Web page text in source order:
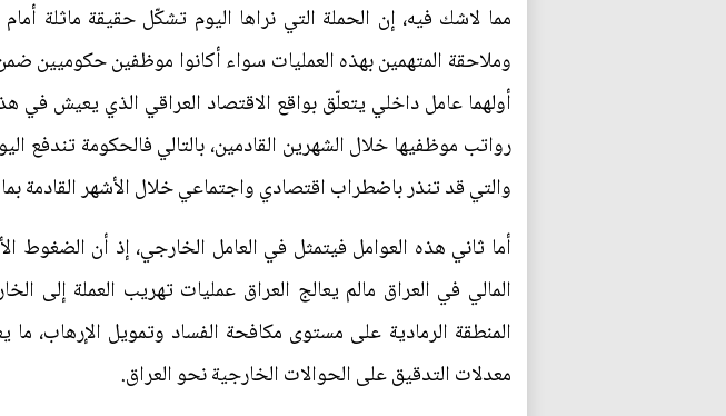
مما لاشك فيه، إن الحملة التي نراها اليوم تشكّل حقيقة ماثلة
وملاحقة المتهمين بهذه العمليات سواء أكانوا موظفين حكوميين
أولهما عامل داخلي يتعلّق بواقع الاقتصاد العراقي الذي يعيش في
رواتب موظفيها خلال الشهرين القادمين، بالتالي فالحكومة تندفع
والتي قد تنذر باضطراب اقتصادي واجتماعي خلال الأشهر القادمة
أما ثاني هذه العوامل فيتمثل في العامل الخارجي، إذ أن الضغوط
المنطقة الرمادية على مستوى مكافحة الفساد وتمويل الإرهاب،
معدلات التدقيق على الحوالات الخارجية نحو العراق.